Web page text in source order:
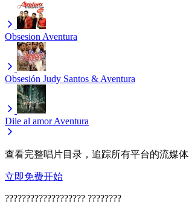
Obsesion Aventura
Obsesión Judy Santos & Aventura
Dile al amor Aventura
查看完整唱片目录，追踪所有平台的流媒体
立即免费开始
??????????????????? ????????